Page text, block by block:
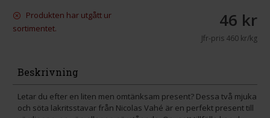
Produkten har utgått ur
sortimentet.
46 kr
Jfr-pris460 kr/kg
Beskrivning
Letar du efter en liten men omtänksam present? Dessa två mjuka
och söta lakritsstavar från Nicolas Vahé är en perfekt present till